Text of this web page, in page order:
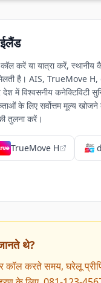
करें या यात्रा करें, स्थानीय
है। AIS, TrueMove
देश में विश्वसनीय कनेक्टिविटी
के लिए सर्वोत्तम मूल्य
तुलना करें।
TrueMove H
थे?
कॉल करते समय, घरेलू